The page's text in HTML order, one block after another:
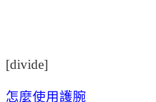
[divide]
怎麼使用護腕